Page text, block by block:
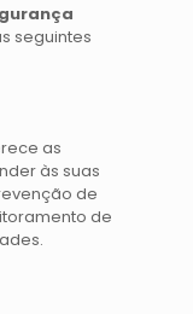
seguintes
as
às suas
de
de